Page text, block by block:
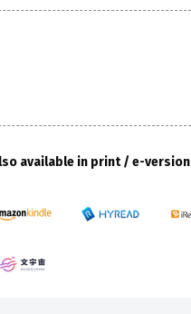
available in print / e-version